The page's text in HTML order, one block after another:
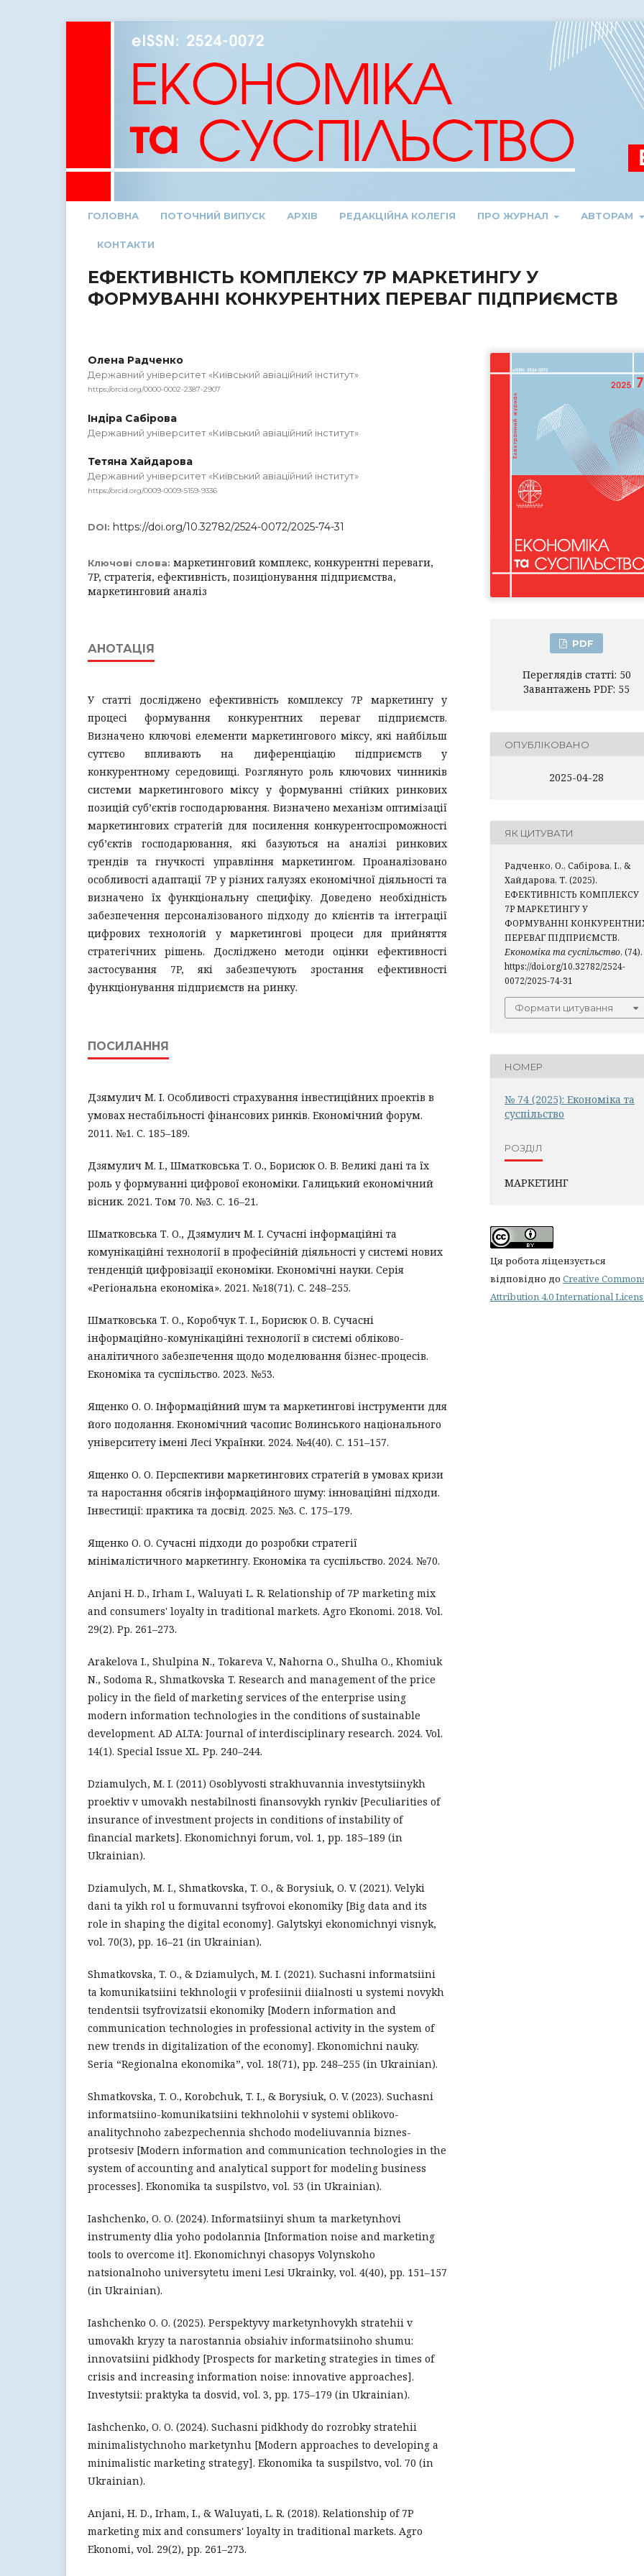
ГОЛОВНА ПОТОЧНИЙ ВИПУСК АРХІВ РЕДАКЦІЙНА КОЛЕГІЯ ПРО ЖУРНАЛ АВТОРАМ
КОНТАКТИ
ЕФЕКТИВНІСТЬ КОМПЛЕКСУ 7P МАРКЕТИНГУ У
ФОРМУВАННІ КОНКУРЕНТНИХ ПЕРЕВАГ ПІДПРИЄМСТВ
Олена Радченко
Державний університет «Київський авіаційний інститут»
https://orcid.org/0000-0002-2387-2907
Індіра Сабірова
Державний університет «Київський авіаційний інститут»
Тетяна Хайдарова
Державний університет «Київський авіаційний інститут»
https://orcid.org/0009-0009-5159-9336
DOI: https://doi.org/10.32782/2524-0072/2025-74-31
Ключові слова: маркетинговий комплекс, конкурентні переваги,
7P, стратегія, ефективність, позиціонування підприємства,
маркетинговий аналіз
АНОТАЦІЯ
У статті досліджено ефективність комплексу 7P маркетингу у
процесі формування конкурентних переваг підприємств.
Визначено ключові елементи маркетингового міксу, які найбільш
суттєво впливають на диференціацію підприємств у
конкурентному середовищі. Розглянуто роль ключових чинників
системи маркетингового міксу у формуванні стійких ринкових
позицій суб’єктів господарювання. Визначено механізм оптимізації
маркетингових стратегій для посилення конкурентоспроможності
суб’єктів господарювання, які базуються на аналізі ринкових
трендів та гнучкості управління маркетингом. Проаналізовано
особливості адаптації 7P у різних галузях економічної діяльності та
визначено їх функціональну специфіку. Доведено необхідність
забезпечення персоналізованого підходу до клієнтів та інтеграції
цифрових технологій у маркетингові процеси для прийняття
стратегічних рішень. Досліджено методи оцінки ефективності
застосування 7P, які забезпечують зростання ефективності
функціонування підприємств на ринку.
ПОСИЛАННЯ
Дзямулич М. І. Особливості страхування інвестиційних проектів в
умовах нестабільності фінансових ринків. Економічний форум.
2011. №1. С. 185–189.
Дзямулич М. І., Шматковська Т. О., Борисюк О. В. Великі дані та їх
роль у формуванні цифрової економіки. Галицький економічний
вісник. 2021. Том 70. №3. С. 16–21.
Шматковська Т. О., Дзямулич М. І. Сучасні інформаційні та
комунікаційні технології в професійній діяльності у системі нових
тенденцій цифровізації економіки. Економічні науки. Серія
«Регіональна економіка». 2021. №18(71). С. 248–255.
Шматковська Т. О., Коробчук Т. І., Борисюк О. В. Сучасні
інформаційно-комунікаційні технології в системі обліково-
аналітичного забезпечення щодо моделювання бізнес-процесів.
Економіка та суспільство. 2023. №53.
Ященко О. О. Інформаційний шум та маркетингові інструменти для
його подолання. Економічний часопис Волинського національного
університету імені Лесі Українки. 2024. №4(40). С. 151–157.
Ященко О. О. Перспективи маркетингових стратегій в умовах кризи
та наростання обсягів інформаційного шуму: інноваційні підходи.
Інвестиції: практика та досвід. 2025. №3. С. 175–179.
Ященко О. О. Сучасні підходи до розробки стратегії
мінімалістичного маркетингу. Економіка та суспільство. 2024. №70.
Anjani H. D., Irham I., Waluyati L. R. Relationship of 7P marketing mix
and consumers' loyalty in traditional markets. Agro Ekonomi. 2018. Vol.
29(2). Pp. 261–273.
Arakelova I., Shulpina N., Tokareva V., Nahorna O., Shulha O., Khomiuk
N., Sodoma R., Shmatkovska T. Research and management of the price
policy in the field of marketing services of the enterprise using
modern information technologies in the conditions of sustainable
development. AD ALTA: Journal of interdisciplinary research. 2024. Vol.
14(1). Special Issue XL. Pp. 240–244.
Dziamulych, M. I. (2011) Osoblyvosti strakhuvannia investytsiinykh
proektiv v umovakh nestabilnosti finansovykh rynkiv [Peculiarities of
insurance of investment projects in conditions of instability of
financial markets]. Ekonomichnyi forum, vol. 1, pp. 185–189 (in
Ukrainian).
Dziamulych, M. I., Shmatkovska, T. O., & Borysiuk, O. V. (2021). Velyki
dani ta yikh rol u formuvanni tsyfrovoi ekonomiky [Big data and its
role in shaping the digital economy]. Galytskyi ekonomichnyi visnyk,
vol. 70(3), pp. 16–21 (in Ukrainian).
Shmatkovska, T. O., & Dziamulych, M. I. (2021). Suchasni informatsiini
ta komunikatsiini tekhnologii v profesiinii diialnosti u systemi novykh
tendentsii tsyfrovizatsii ekonomiky [Modern information and
communication technologies in professional activity in the system of
new trends in digitalization of the economy]. Ekonomichni nauky.
Seria “Regionalna ekonomika”, vol. 18(71), pp. 248–255 (in Ukrainian).
Shmatkovska, T. O., Korobchuk, T. I., & Borysiuk, O. V. (2023). Suchasni
informatsiino-komunikatsiini tekhnolohii v systemi oblikovo-
analitychnoho zabezpechennia shchodo modeliuvannia biznes-
protsesiv [Modern information and communication technologies in the
system of accounting and analytical support for modeling business
processes]. Ekonomika ta suspilstvo, vol. 53 (in Ukrainian).
Iashchenko, O. O. (2024). Informatsiinyi shum ta marketynhovi
instrumenty dlia yoho podolannia [Information noise and marketing
tools to overcome it]. Ekonomichnyi chasopys Volynskoho
natsionalnoho universytetu imeni Lesi Ukrainky, vol. 4(40), pp. 151–157
(in Ukrainian).
Iashchenko O. O. (2025). Perspektyvy marketynhovykh stratehii v
umovakh kryzy ta narostannia obsiahiv informatsiinoho shumu:
innovatsiini pidkhody [Prospects for marketing strategies in times of
crisis and increasing information noise: innovative approaches].
Investytsii: praktyka ta dosvid, vol. 3, pp. 175–179 (in Ukrainian).
Iashchenko, O. O. (2024). Suchasni pidkhody do rozrobky stratehii
minimalistychnoho marketynhu [Modern approaches to developing a
minimalistic marketing strategy]. Ekonomika ta suspilstvo, vol. 70 (in
Ukrainian).
Anjani, H. D., Irham, I., & Waluyati, L. R. (2018). Relationship of 7P
marketing mix and consumers' loyalty in traditional markets. Agro
Ekonomi, vol. 29(2), pp. 261–273.
PDF
Переглядів статті: 50
Завантажень PDF: 55
ОПУБЛІКОВАНО
2025-04-28
ЯК ЦИТУВАТИ
Радченко, О., Сабірова, І., &
Хайдарова, Т. (2025).
ЕФЕКТИВНІСТЬ КОМПЛЕКСУ
7P МАРКЕТИНГУ У
ФОРМУВАННІ
ПЕРЕВАГ ПІДПРИЄМСТВ.
Економіка та суспільство, (74).
https://doi.org/10.32782/2524-
0072/2025-74-31
Формати цитування
НОМЕР
№ 74 (2025): Економіка та
суспільство
РОЗДІЛ
МАРКЕТИНГ
Ця робота ліцензується
відповідно до Creative
Attribution 4.0 International